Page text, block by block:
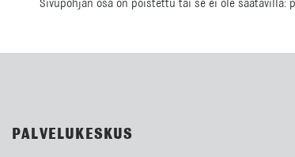
Sivupohjan osa on poistettu tai se ei ole saatavilla:
PALVELUKESKUS